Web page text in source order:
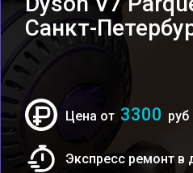
Санкт-
Цена от 3300 руб
Экспресс ремонт в